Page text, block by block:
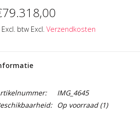
btw Excl. Verzendkosten
IMG_4645
Op voorraad(1)